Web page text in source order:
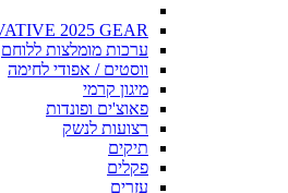
2025 GEAR
ערכות מומלצות ללוחם
ווסטים / אפודי לחימה
מיגון קרמי
פאוצ'ים ופונדות
רצועות לנשק
תיקים
פקלים
עזרים